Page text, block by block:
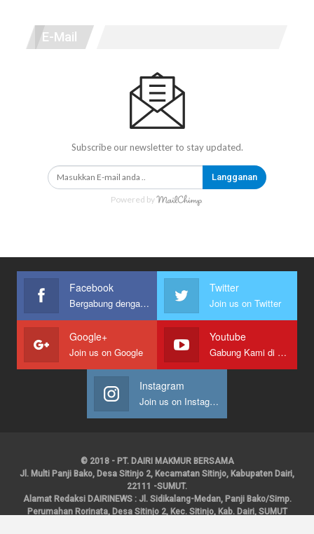
E-Mail
Subscribe our newsletter to stay updated.
Langganan
Powered by
Facebook
Bergabung dengan kami
Twitter
Join us on Twitter
Google+
Join us on Google
Youtube
Gabung Kami di Youtube
Instagram
Join us on Instagram
© 2018 - PT. DAIRI MAKMUR BERSAMA
Jl. Multi Panji Bako, Desa Sitinjo 2, Kecamatan Sitinjo, Kabupaten Dairi,
22111 -SUMUT.
Alamat Redaksi DAIRINEWS : Jl. Sidikalang-Medan, Panji Bako/Simp.
Perumahan Rorinata, Desa Sitinjo 2, Kec. Sitinjo, Kab. Dairi, SUMUT